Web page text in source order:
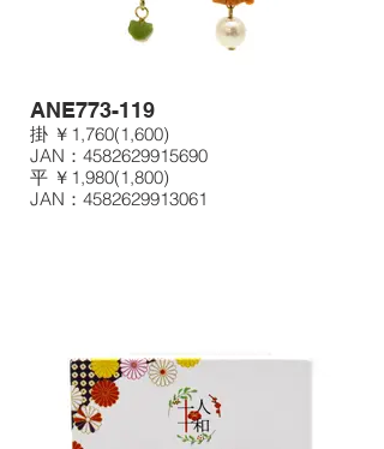
ANE773-119
掛 ￥1,760(1,600)
JAN：4582629915690
平 ￥1,980(1,800)
JAN：4582629913061